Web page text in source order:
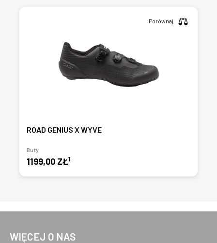
ROAD GENIUS X WYVE
Buty
1199,00 ZŁ1
Porównaj
WIĘCEJ O NAS